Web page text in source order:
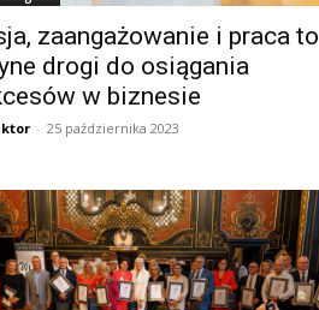
zaangażowanie i praca to
drogi do osiągania
w biznesie
- 25 października 2023